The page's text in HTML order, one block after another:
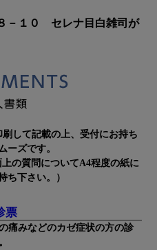
－１０ セレナ目白雑司が
して記載の上、受付にお持ち
ーズです。
の質問についてA4程度の紙に
ち下さい。）
票
痛みなどのカゼ症状の方の診